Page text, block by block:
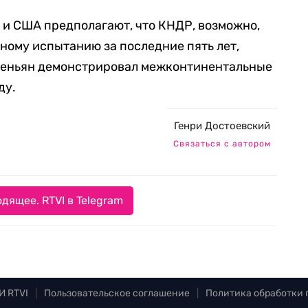
США предполагают, что КНДР, возможно,
испытанию за последние пять лет,
демонстрировал межконтинентальные
Генри Достоевский
Связаться с автором
RTVI в Telegram
RTVI Пользовательское соглашение Политика